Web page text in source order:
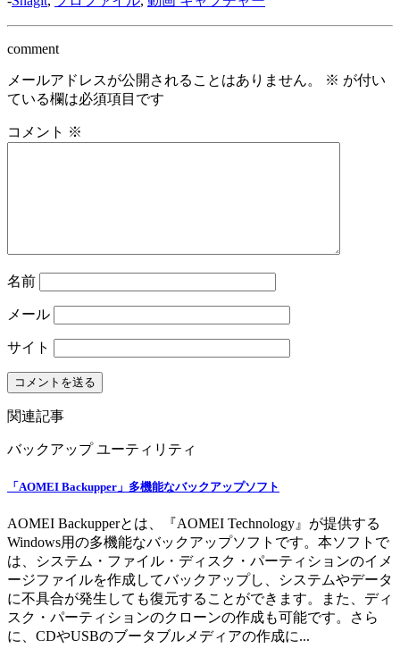
comment
メールアドレスが公開されることはありません。 ※ が付い
ている欄は必須項目です
コメント ※
名前
メール
サイト
関連記事
バックアップ ユーティリティ
「AOMEI Backupper」多機能なバックアップソフト
AOMEI Backupperとは、『AOMEI Technology』が提供する
Windows用の多機能なバックアップソフトです。本ソフトで
は、システム・ファイル・ディスク・パーティションのイメ
ージファイルを作成してバックアップし、システムやデータ
に不具合が発生しても復元することができます。また、ディ
スク・パーティションのクローンの作成も可能です。さら
に、CDやUSBのブータブルメディアの作成に...